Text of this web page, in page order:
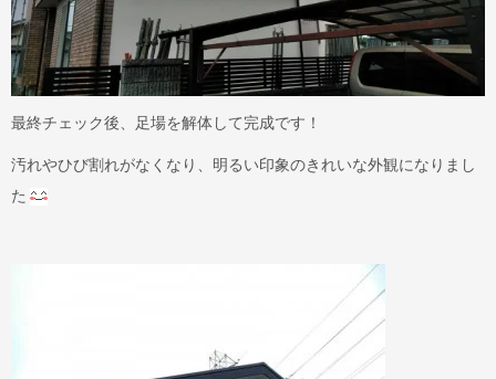
最終チェック後、足場を解体して完成です！
汚れやひび割れがなくなり、明るい印象のきれいな外観になりまし
た